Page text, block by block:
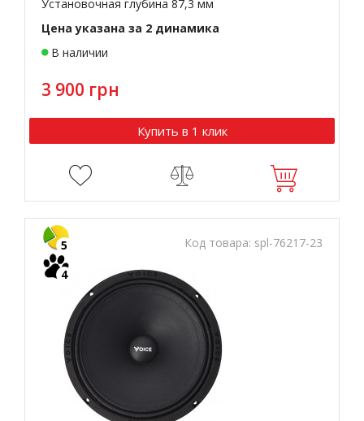
Установочная глубина 87,3 мм
Цена указана за 2 динамика
В наличии
3 900 грн
Купить в 1 клик
Код товара: spl-76217-23
5
4